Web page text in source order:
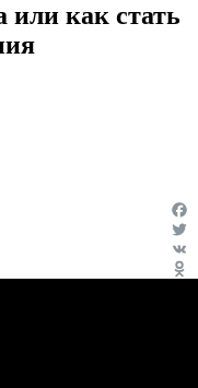
или как стать
VK